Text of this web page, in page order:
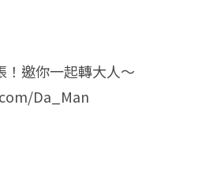
！邀你一起轉大人～
Da_Man